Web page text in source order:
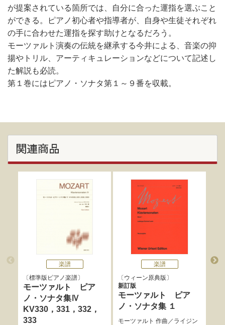
が提案されている箇所では、自分に合った運指を選ぶこと
ができる。ピアノ初心者や指導者が、自身や生徒それぞれ
の手に合わせた運指を探す助けとなるだろう。
モーツァルト演奏の伝統を継承する今井による、音楽の抑
揚やトリル、アーティキュレーションなどについて記述し
た解説も必読。
第１巻にはピアノ・ソナタ第１～９番を収載。
関連商品
楽譜
標準版ピアノ楽譜
モーツァルト ピア
ノ・ソナタ集Ⅳ
KV330，331，332，
333
楽譜
ウィーン原典版
新訂版
モーツァルト ピア
ノ・ソナタ集 １
モーツァルト 作曲／ ライジン